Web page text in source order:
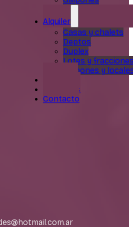
Alquiler
Casas y chalets
Deptos
Duplex
Lotes y
Galpones y
Nosotros
Contacto